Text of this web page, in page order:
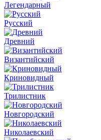
Легендарный
Русский
Древний
Византийский
Криновидный
Трилистник
Новгородский
Николаевский